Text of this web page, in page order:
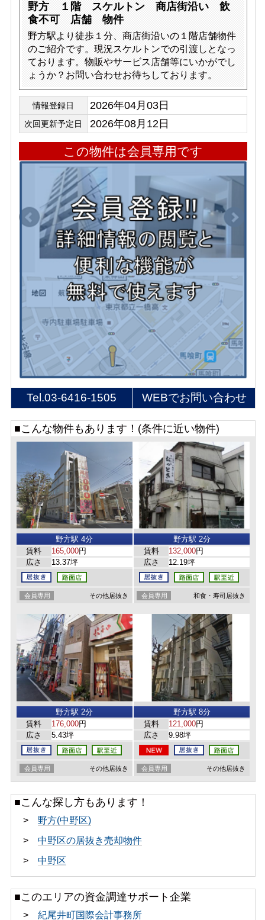
野方 １階 スケルトン 商店街沿い 飲
食不可 店舗 物件
野方駅より徒歩１分、商店街沿いの１階店舗物件
のご紹介です。現況スケルトンでの引渡しとなっ
ております。物販やサービス店舗等にいかがでし
ょうか？お問い合わせお待ちしております。
情報登録日 2026年04月03日
次回更新予定日 2026年08月12日
この物件は会員専用です
Tel.03-6416-1505 WEBでお問い合わせ
■こんな物件もあります！(条件に近い物件)
野方駅 4分
賃料
165,000円
広さ
13.37坪
会員専用 その他居抜き
野方駅 2分
賃料
132,000円
広さ
12.19坪
会員専用 和食・寿司居抜き
野方駅 2分
賃料
176,000円
広さ
5.43坪
会員専用 その他居抜き
野方駅 8分
賃料
121,000円
広さ
9.98坪
会員専用 その他居抜き
■こんな探し方もあります！
> 野方(中野区)
> 中野区の居抜き売却物件
> 中野区
■このエリアの資金調達サポート企業
> 紀尾井町国際会計事務所